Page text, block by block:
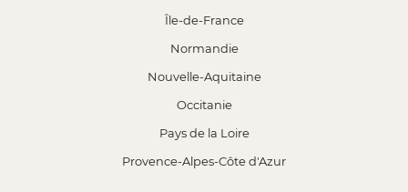
Île-de-France
Normandie
Nouvelle-Aquitaine
Occitanie
Pays de la Loire
Provence-Alpes-Côte d'Azur